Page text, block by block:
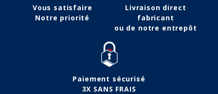
Vous satisfaire
Notre priorité
Livraison direct
fabricant
ou de notre entrepôt
Paiement sécurisé
3X SANS FRAIS